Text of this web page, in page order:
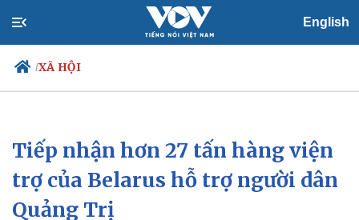
English
/XÃ HỘI
Chính trị
Đảng
Tổ chức nhân sự
Quốc hội
Xã hội
Tin 24h
Dự báo thời tiết
Tiếp nhận hơn 27 tấn hàng viện
trợ của Belarus hỗ trợ người dân
Quảng Trị